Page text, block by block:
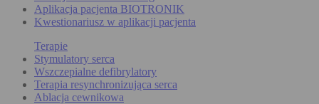
Aplikacja pacjenta BIOTRONIK
Kwestionariusz w aplikacji pacjenta
Terapie
Stymulatory serca
Wszczepialne defibrylatory
Terapia resynchronizująca serca
Ablacja cewnikowa